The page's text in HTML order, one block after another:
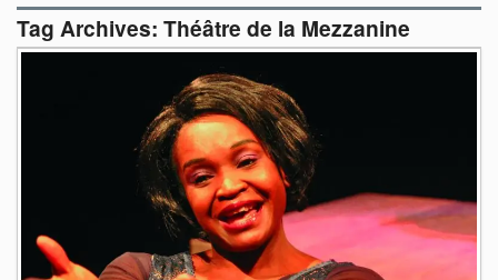
Contatti
Tag Archives: Théâtre de la Mezzanine